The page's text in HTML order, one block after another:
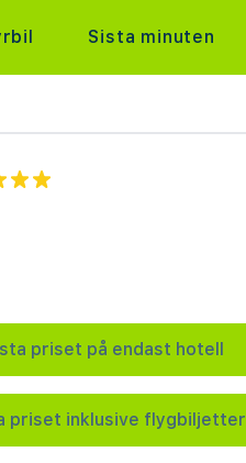
Sista minuten
priset på endast hotell
priset inklusive flygbiljetter